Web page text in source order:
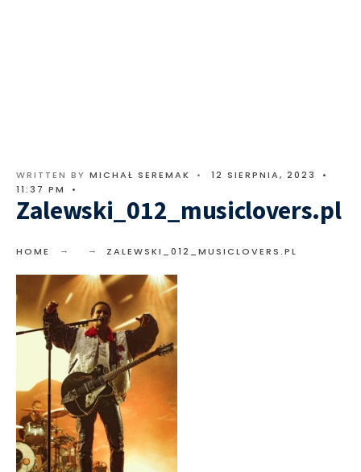
WRITTEN BY MICHAŁ SEREMAK • 12 SIERPNIA, 2023
•
11:37 PM
•
Zalewski_012_musiclovers.pl
HOME ZALEWSKI_012_MUSICLOVERS.PL